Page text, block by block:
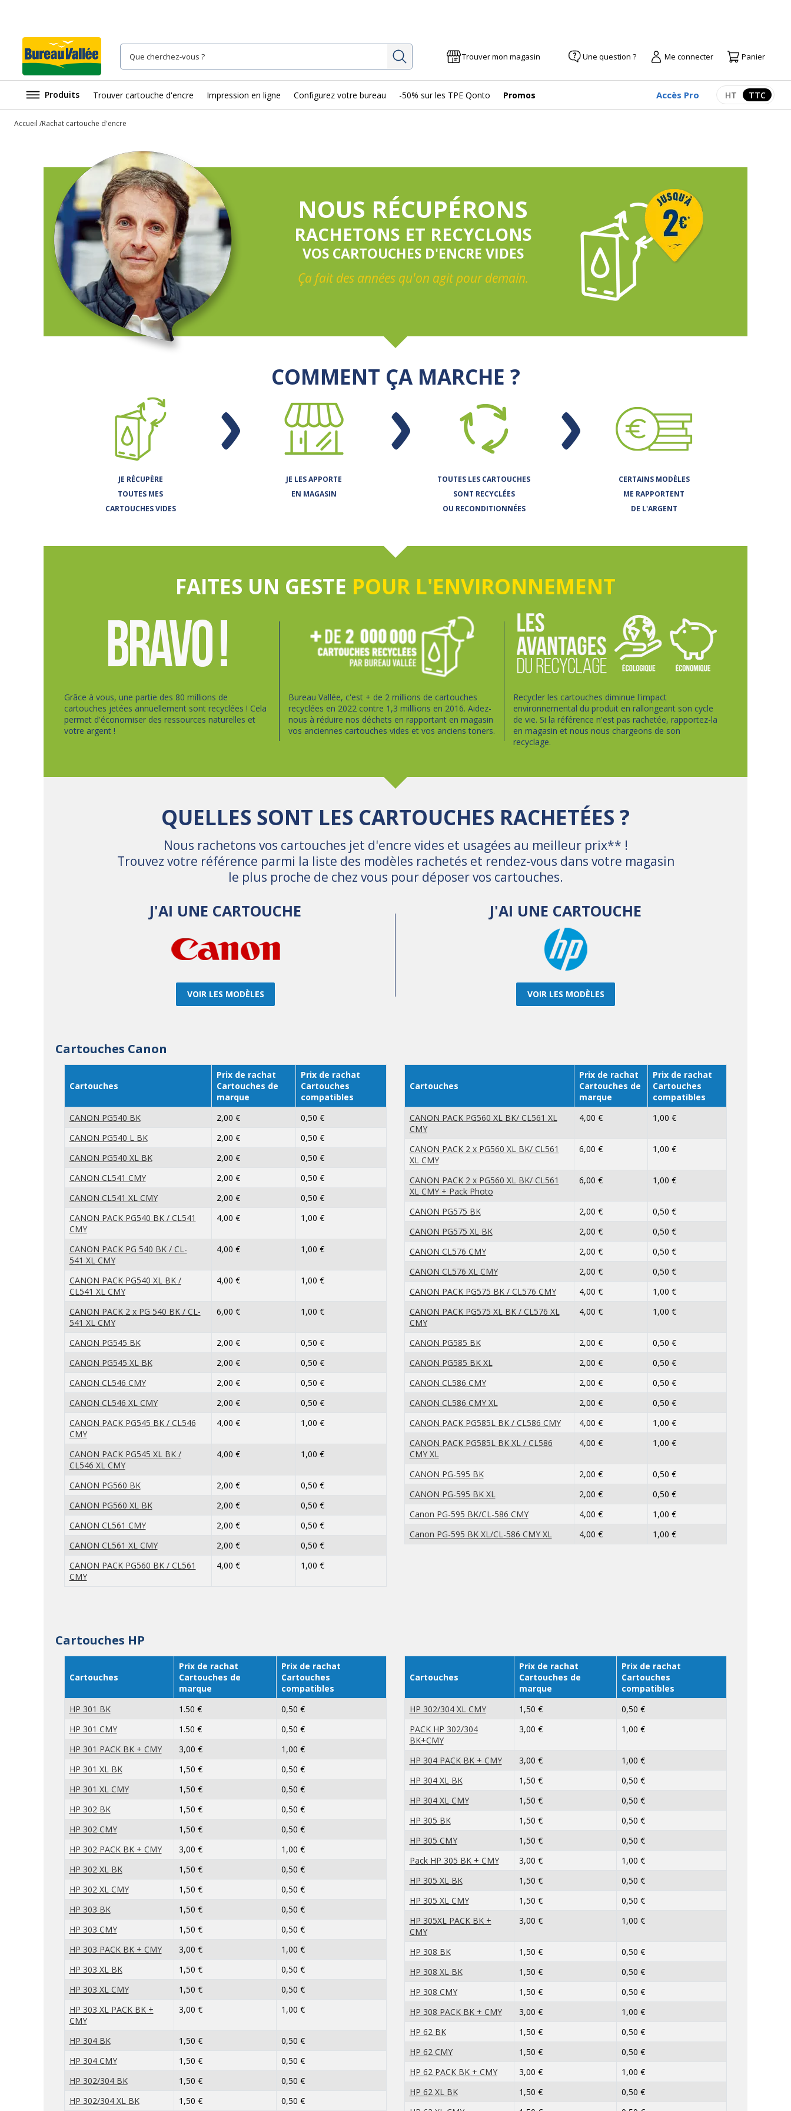
Rechercher Trouver mon magasin Une question ? Me connecter Panier
Produits Trouver cartouche d'encre Impression en ligne Configurez votre bureau -50% sur les TPE Qonto Promos Accès Pro Afficher les
HT TTC
Accueil Rachat cartouche d'encre
NOUS RÉCUPÉRONS
RACHETONS ET RECYCLONS
VOS CARTOUCHES D'ENCRE VIDES
Ça fait des années qu'on agit pour demain.
COMMENT ÇA MARCHE ?
JE RÉCUPÈRE
TOUTES MES
CARTOUCHES VIDES
JE LES APPORTE
EN MAGASIN
TOUTES LES CARTOUCHES
SONT RECYCLÉES
OU RECONDITIONNÉES
CERTAINS MODÈLES
ME RAPPORTENT
DE L'ARGENT
FAITES UN GESTE POUR L'ENVIRONNEMENT
Grâce à vous, une partie des 80 millions de
cartouches jetées annuellement sont recyclées ! Cela
permet d'économiser des ressources naturelles et
votre argent !
Bureau Vallée, c'est + de 2 millions de cartouches
recyclées en 2022 contre 1,3 milllions en 2016. Aidez-
nous à réduire nos déchets en rapportant en magasin
vos anciennes cartouches vides et vos anciens toners.
Recycler les cartouches diminue l'impact
environnemental du produit en rallongeant son cycle
de vie. Si la référence n'est pas rachetée, rapportez-la
en magasin et nous nous chargeons de son
recyclage.
QUELLES SONT LES CARTOUCHES RACHETÉES ?
Nous rachetons vos cartouches jet d'encre vides et usagées au meilleur prix** !
Trouvez votre référence parmi la liste des modèles rachetés et rendez-vous dans votre magasin
le plus proche de chez vous pour déposer vos cartouches.
J'AI UNE CARTOUCHE
VOIR LES MODÈLES
J'AI UNE CARTOUCHE
VOIR LES MODÈLES
Cartouches Canon
Cartouches
Prix de rachat
Cartouches de
marque
Prix de rachat
Cartouches
compatibles
CANON PG540 BK
2,00 €
0,50 €
CANON PG540 L BK
2,00 €
0,50 €
CANON PG540 XL BK
2,00 €
0,50 €
CANON CL541 CMY
2,00 €
0,50 €
CANON CL541 XL CMY
2,00 €
0,50 €
CANON PACK PG540 BK / CL541
CMY
4,00 € 1,00 €
CANON PACK PG 540 BK / CL-
541 XL CMY
4,00 € 1,00 €
CANON PACK PG540 XL BK /
CL541 XL CMY
4,00 € 1,00 €
CANON PACK 2 x PG 540 BK / CL-
541 XL CMY
6,00 € 1,00 €
CANON PG545 BK 2,00 €
0,50 €
CANON PG545 XL BK
2,00 €
0,50 €
CANON CL546 CMY
2,00 €
0,50 €
CANON CL546 XL CMY
2,00 €
0,50 €
CANON PACK PG545 BK / CL546
CMY
4,00 € 1,00 €
CANON PACK PG545 XL BK /
CL546 XL CMY
4,00 € 1,00 €
CANON PG560 BK 2,00 €
0,50 €
CANON PG560 XL BK
2,00 €
0,50 €
CANON CL561 CMY
2,00 €
0,50 €
CANON CL561 XL CMY
2,00 €
0,50 €
CANON PACK PG560 BK / CL561
CMY
4,00 € 1,00 €
Cartouches
Prix de rachat
Cartouches de
marque
Prix de rachat
Cartouches
compatibles
CANON PACK PG560 XL BK/ CL561 XL
CMY
4,00 € 1,00 €
CANON PACK 2 x PG560 XL BK/ CL561
XL CMY
6,00 € 1,00 €
CANON PACK 2 x PG560 XL BK/ CL561
XL CMY + Pack Photo
6,00 € 1,00 €
CANON PG575 BK 2,00 €
0,50 €
CANON PG575 XL BK
2,00 €
0,50 €
CANON CL576 CMY
2,00 €
0,50 €
CANON CL576 XL CMY
2,00 €
0,50 €
CANON PACK PG575 BK / CL576 CMY
4,00 €
1,00 €
CANON PACK PG575 XL BK / CL576 XL
CMY
4,00 € 1,00 €
CANON PG585 BK 2,00 €
0,50 €
CANON PG585 BK XL
2,00 €
0,50 €
CANON CL586 CMY
2,00 €
0,50 €
CANON CL586 CMY XL
2,00 €
0,50 €
CANON PACK PG585L BK / CL586 CMY
4,00 €
1,00 €
CANON PACK PG585L BK XL / CL586
CMY XL
4,00 € 1,00 €
CANON PG-595 BK 2,00 €
0,50 €
CANON PG-595 BK XL
2,00 €
0,50 €
Canon PG-595 BK/CL-586 CMY
4,00 €
1,00 €
Canon PG-595 BK XL/CL-586 CMY XL
4,00 € 1,00 €
Cartouches HP
Cartouches
Prix de rachat
Cartouches de
marque
Prix de rachat
Cartouches
compatibles
HP 301 BK
1.50 €
0,50 €
HP 301 CMY
1.50 €
0,50 €
HP 301 PACK BK + CMY
3,00 €
1,00 €
HP 301 XL BK
1,50 €
0,50 €
HP 301 XL CMY
1,50 €
0,50 €
HP 302 BK
1,50 €
0,50 €
HP 302 CMY
1,50 €
0,50 €
HP 302 PACK BK + CMY
3,00 €
1,00 €
HP 302 XL BK
1,50 €
0,50 €
HP 302 XL CMY
1,50 €
0,50 €
HP 303 BK
1,50 €
0,50 €
HP 303 CMY
1,50 €
0,50 €
HP 303 PACK BK + CMY
3,00 €
1,00 €
HP 303 XL BK
1,50 €
0,50 €
HP 303 XL CMY
1,50 €
0,50 €
HP 303 XL PACK BK +
CMY
3,00 € 1,00 €
HP 304 BK 1,50 €
0,50 €
HP 304 CMY
1,50 €
0,50 €
HP 302/304 BK
1,50 €
0,50 €
HP 302/304 XL BK
1,50 € 0,50 €
Cartouches
Prix de rachat
Cartouches de
marque
Prix de rachat
Cartouches
compatibles
HP 302/304 XL CMY
1,50 €
0,50 €
PACK HP 302/304
BK+CMY
3,00 € 1,00 €
HP 304 PACK BK + CMY 3,00 €
1,00 €
HP 304 XL BK
1,50 €
0,50 €
HP 304 XL CMY
1,50 €
0,50 €
HP 305 BK
1,50 €
0,50 €
HP 305 CMY
1,50 €
0,50 €
Pack HP 305 BK + CMY
3,00 €
1,00 €
HP 305 XL BK
1,50 €
0,50 €
HP 305 XL CMY
1,50 €
0,50 €
HP 305XL PACK BK +
CMY
3,00 € 1,00 €
HP 308 BK 1,50 €
0,50 €
HP 308 XL BK
1,50 €
0,50 €
HP 308 CMY
1,50 €
0,50 €
HP 308 PACK BK + CMY
3,00 €
1,00 €
HP 62 BK
1,50 €
0,50 €
HP 62 CMY
1,50 €
0,50 €
HP 62 PACK BK + CMY
3,00 €
1,00 €
HP 62 XL BK
1,50 €
0,50 €